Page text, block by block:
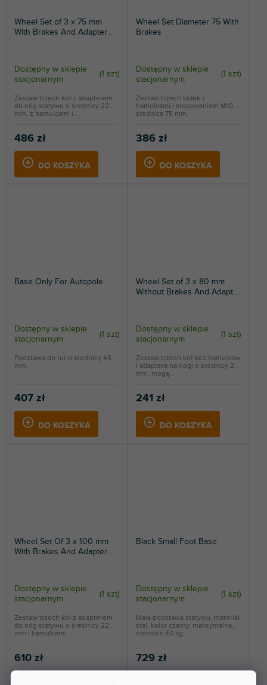
Wheel Set of 3 x 75 mm
With Brakes And Adapter
Dostępny w sklepie
stacjonarnym
(1 szt)
486 zł
DO KOSZYKA
Zestaw trzech kół z adapterem
do nóg statywu o średnicy 22
mm, z hamulcami i...
Wheel Set Diameter 75 With
Brakes
Dostępny w sklepie
stacjonarnym
(1 szt)
386 zł
DO KOSZYKA
Zestaw trzech kółek z
hamulcami i mocowaniem M10,
średnica 75 mm.
Base Only For Autopole
Dostępny w sklepie
stacjonarnym
(1 szt)
407 zł
DO KOSZYKA
Podstawa do rur o średnicy 45
mm.
Wheel Set of 3 x 80 mm
Without Brakes And Adapter
Dostępny w sklepie
stacjonarnym
(1 szt)
241 zł
DO KOSZYKA
Zestaw trzech kół bez hamulców
i adaptera na nogi o średnicy 22
mm, mogą...
Wheel Set Of 3 x 100 mm
With Brakes And Adapter
Dostępny w sklepie
stacjonarnym
(1 szt)
610 zł
Zestaw trzech kół z adapterem
do nóg statywu o średnicy 22
mm i hamulcami,...
Black Small Foot Base
Dostępny w sklepie
stacjonarnym
(1 szt)
729 zł
Mała podstawa statywu, materiał
stal, kolor czarny, maksymalna
nośność 40 kg,...